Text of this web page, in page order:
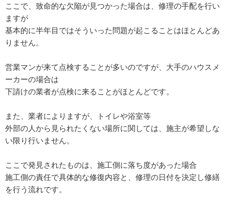
ここで、致命的な欠陥が見つかった場合は、修理の手配を行い
ますが
基本的に半年目ではそういった問題が起こることはほとんどあ
りません。
営業マンが来て点検することが多いのですが、大手のハウスメ
ーカーの場合は
下請けの業者が点検に来ることがほとんどです。
また、業者によりますが、トイレや浴室等
外部の人から見られたくない場所に関しては、施主が希望しな
い限り行いません。
ここで発見されたものは、施工側に落ち度があった場合
施工側の責任で具体的な修復内容と、修理の日付を決定し修繕
を行う流れです。